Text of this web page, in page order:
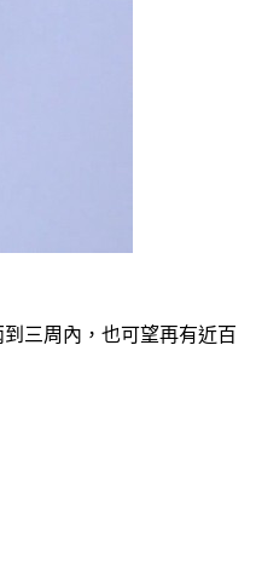
三周內，也可望再有近百